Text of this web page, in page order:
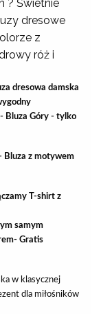
? Świetnie
dresowe
z
róż i
dresowa damska
Bluza Góry - tylko
Bluza z motywem
T-shirt z
samym
Gratis
w klasycznej
dla miłośników